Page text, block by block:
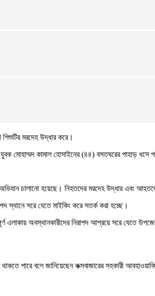
মরদেহ উদ্ধার করে।
মোহাম্মদ কামাল হোসাইনের (৪৪) বসতঘরের পাহাড় ধসে
চালানো হয়েছে। নিহতদের মরদেহ উদ্ধার এবং
স্থানে সরে যেতে মাইকিং করে সতর্ক করা হচ্ছে।
এলাকায় অবস্থানকারীদের নিরাপদ আশ্রয়ে সরে যেতে
পারে বলে জানিয়েছেন কক্সবাজারের সহকারী